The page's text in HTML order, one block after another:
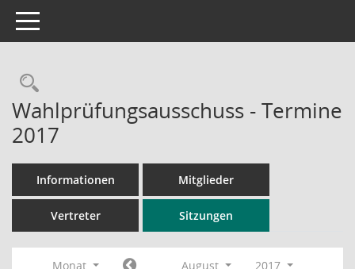
Toggle navigation
Rechercheauswahl
Wahlprüfungsausschuss - Termine
2017
Informationen Mitglieder
Vertreter Sitzungen
Monat August
2017